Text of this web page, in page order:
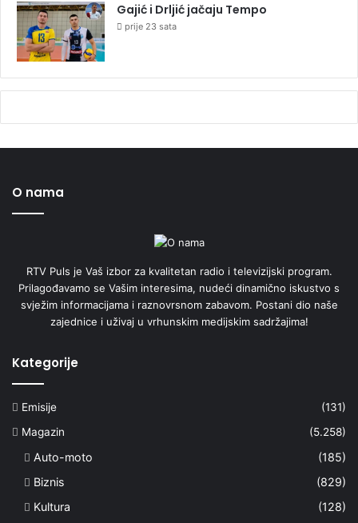
Gajić i Drljić jačaju Tempo
prije 23 sata
O nama
RTV Puls je Vaš izbor za kvalitetan radio i televizijski program.
Prilagođavamo se Vašim interesima, nudeći dinamično iskustvo s
svježim informacijama i raznovrsnom zabavom. Postani dio naše
zajednice i uživaj u vrhunskim medijskim sadržajima!
Kategorije
Emisije
(131)
Magazin
(5.258)
Auto-moto
(185)
Biznis
(829)
Kultura
(128)